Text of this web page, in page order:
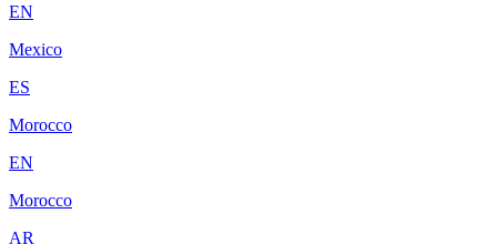
EN
Mexico
ES
Morocco
EN
Morocco
AR